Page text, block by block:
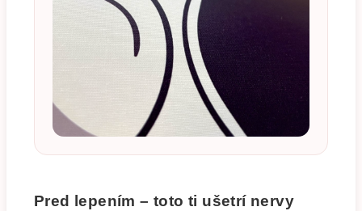
Pred lepením – toto ti ušetrí nervy